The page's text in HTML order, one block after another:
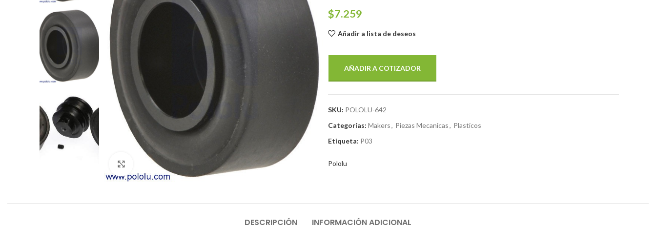
Click to enlarge
$7.259
Añadir a lista de deseos
AÑADIR A COTIZADOR
SKU: POLOLU-642
Categorías: Makers, Piezas Mecanicas, Plasticos
Etiqueta: P03
Pololu
DESCRIPCIÓN INFORMACIÓN ADICIONAL